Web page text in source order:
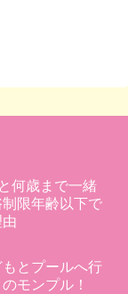
何歳まで一緒
限年齢以下で
とプールへ行
モンプル！